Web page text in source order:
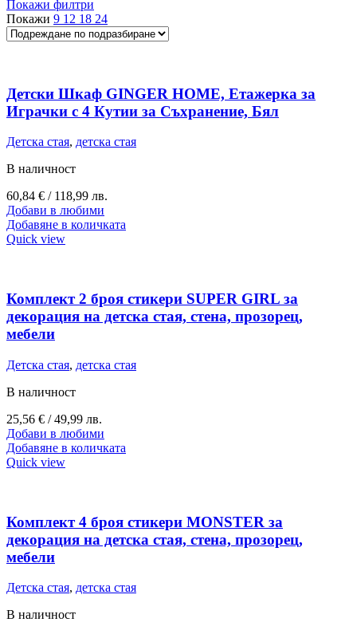
Покажи филтри
Покажи 9 12 18 24
Детски Шкаф GINGER HOME, Етажерка за
Играчки с 4 Кутии за Съхранение, Бял
Детска стая, детска стая
В наличност
60,84 € / 118,99 лв.
Добави в любими
Добавяне в количката
Quick view
Комплект 2 броя стикери SUPER GIRL за
декорация на детска стая, стена, прозорец,
мебели
Детска стая, детска стая
В наличност
25,56 € / 49,99 лв.
Добави в любими
Добавяне в количката
Quick view
Комплект 4 броя стикери MONSTER за
декорация на детска стая, стена, прозорец,
мебели
Детска стая, детска стая
В наличност